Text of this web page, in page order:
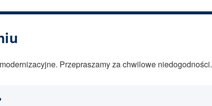
Przepraszamy za chwilowe niedogodności.